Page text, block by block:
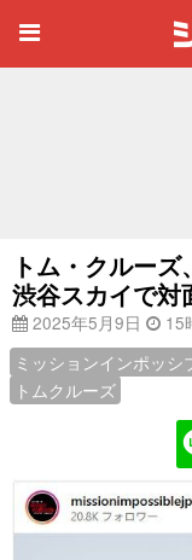
トム・クルー
渋谷スカイで対
2025年5月9日
15
ミッションインポッシ
トムクルーズ